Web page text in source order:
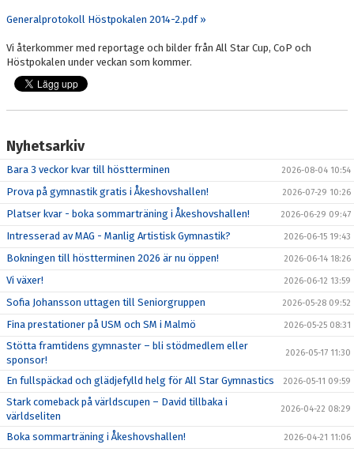
FRITIDSKORTET
VÅRA GULDSTÖDMEDLEMMAR
Generalprotokoll Höstpokalen 2014-2.pdf »
Vi återkommer med reportage och bilder från All Star Cup, CoP och
Höstpokalen under veckan som kommer.
Nyhetsarkiv
Bara 3 veckor kvar till höstterminen 2026-08-04 10:54
Prova på gymnastik gratis i Åkeshovshallen! 2026-07-29 10:26
Platser kvar - boka sommarträning i Åkeshovshallen! 2026-06-29 09:47
Intresserad av MAG - Manlig Artistisk Gymnastik? 2026-06-15 19:43
Bokningen till höstterminen 2026 är nu öppen! 2026-06-14 18:26
Vi växer! 2026-06-12 13:59
Sofia Johansson uttagen till Seniorgruppen 2026-05-28 09:52
Fina prestationer på USM och SM i Malmö 2026-05-25 08:31
Stötta framtidens gymnaster – bli stödmedlem eller
sponsor!
2026-05-17 11:30
En fullspäckad och glädjefylld helg för All Star Gymnastics 2026-05-11 09:59
Stark comeback på världscupen – David tillbaka i
världseliten
2026-04-22 08:29
Boka sommarträning i Åkeshovshallen! 2026-04-21 11:06